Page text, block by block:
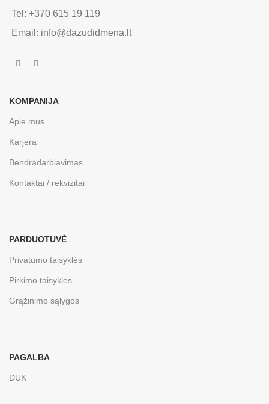
Tel: +370 615 19 119
Email: info@dazudidmena.lt
KOMPANIJA
Apie mus
Karjera
Bendradarbiavimas
Kontaktai / rekvizitai
PARDUOTUVĖ
Privatumo taisyklės
Pirkimo taisyklės
Grąžinimo sąlygos
PAGALBA
DUK